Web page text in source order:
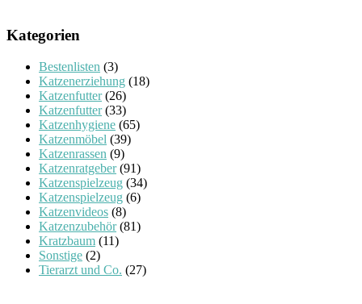
Kategorien
Bestenlisten (3)
Katzenerziehung (18)
Katzenfutter(26)
Katzenfutter(33)
Katzenhygiene (65)
Katzenmöbel (39)
Katzenrassen (9)
Katzenratgeber(91)
Katzenspielzeug (34)
Katzenspielzeug (6)
Katzenvideos (8)
Katzenzubehör(81)
Kratzbaum (11)
Sonstige (2)
Tierarzt und Co. (27)